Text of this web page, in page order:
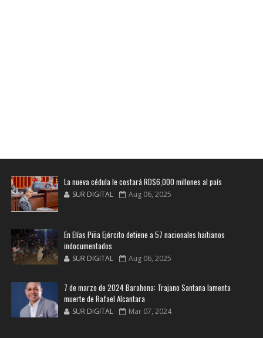
La nueva cédula le costará RD$6,000 millones al país
SUR DIGITAL Aug 06, 2025
En Elías Piña Ejército detiene a 57 nacionales haitianos
indocumentados
SUR DIGITAL Aug 06, 2025
7 de marzo de 2024 Barahona: Trajano Santana lamenta
muerte de Rafael Alcantara
SUR DIGITAL Mar 07, 2024